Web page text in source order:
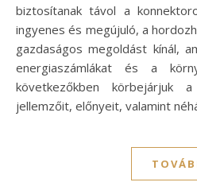
biztosítanak távol a
ingyenes és megújuló, a
gazdaságos megoldást kínál,
energiaszámlákat és a
következőkben körbejárjuk
jellemzőit, előnyeit, valamint